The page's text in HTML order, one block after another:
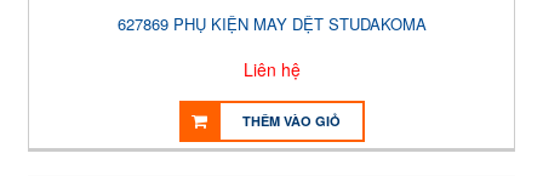
627869 PHỤ KIỆN MAY DỆT STUDAKOMA
Liên hệ
THÊM VÀO GIỎ